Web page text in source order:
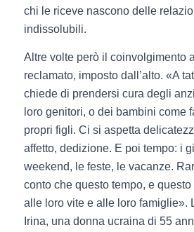
chi le riceve nascono delle
indissolubili.
Altre volte però il coinvolgimento
reclamato, imposto dall’alto. «A
chiede di prendersi cura degli
loro genitori, o dei bambini come
propri figli. Ci si aspetta
affetto, dedizione. E poi tempo: i
weekend, le feste, le vacanze.
conto che questo tempo, e questo
alle loro vite e alle loro famiglie».
Irina, una donna ucraina di 55